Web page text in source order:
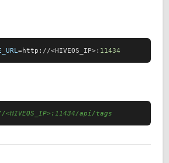
=http://<HIVEOS_IP>: 11434
<HIVEOS_IP>:11434/api/tags